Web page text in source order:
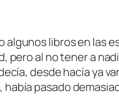
libros en las
al no tener a
desde hacía ya
pasado